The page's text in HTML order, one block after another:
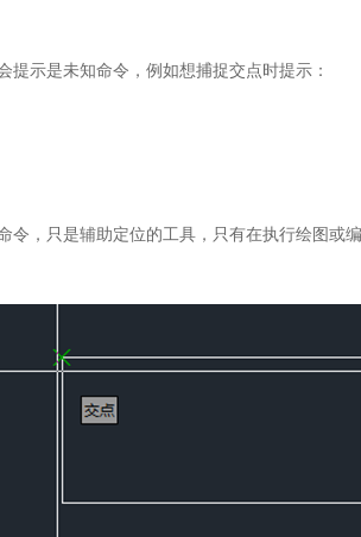
示是未知命令，例如想捕捉交点时提示：
令，只是辅助定位的工具，只有在执行绘图或